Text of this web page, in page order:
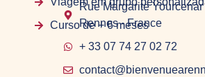
Curso de + 6 meses
Rue Margarite Yourcenar
Rennes - France
+ 33 07 74 27 02 72